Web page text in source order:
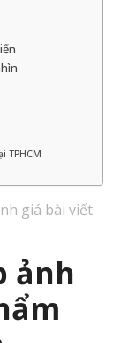
TPHCM
giá bài viết
ảnh